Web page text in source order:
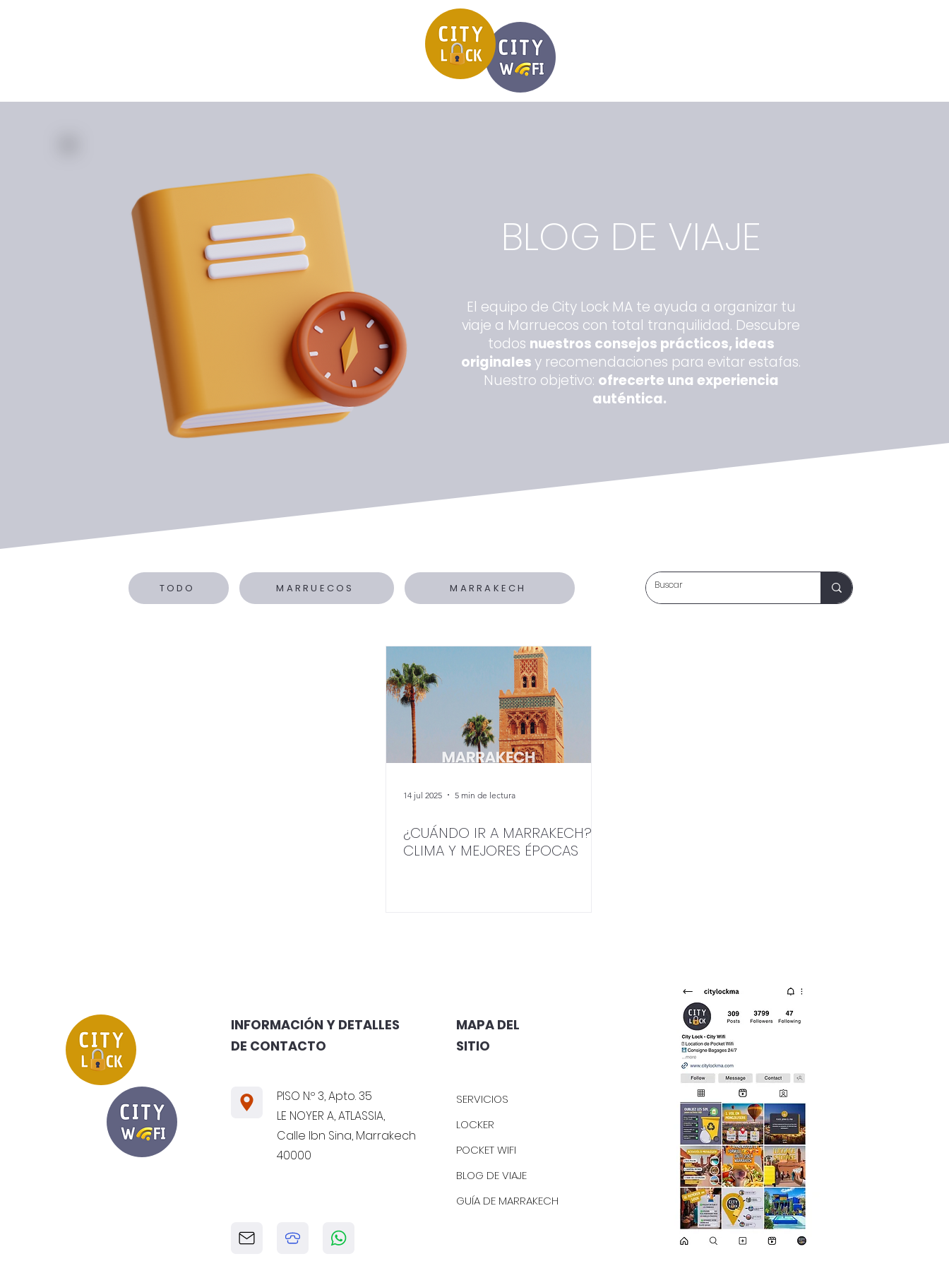
BLOG DE VIAJE
El equipo de City Lock MA te ayuda a organizar tu
viaje a Marruecos con total tranquilidad. Descubre
todos nuestros consejos prácticos, ideas
originalesy recomendaciones para evitar estafas.
Nuestro objetivo: ofrecerte una experiencia
auténtica.
TODO MARRUECOS MARRAKECH
14 jul 2025 5 min de lectura
¿CUÁNDO IR A MARRAKECH?
CLIMA Y MEJORES ÉPOCAS
INFORMACIÓN Y DETALLES
DE CONTACTO
MAPA DEL
SITIO
PISO N.º 3, Apto. 35
LE NOYER A, ATLASSIA,
Calle Ibn Sina, Marrakech
40000
SERVICIOS
LOCKER
POCKET WIFI
BLOG DE VIAJE
GUÍA DE MARRAKECH